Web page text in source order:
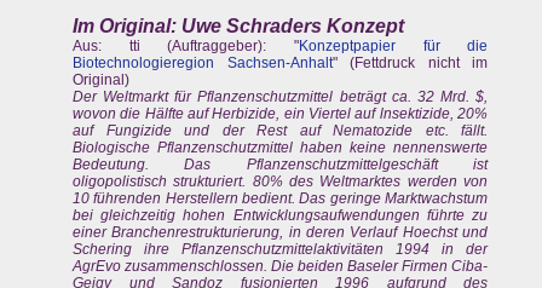
Im Original: Uwe Schraders Konzept
Aus: tti (Auftraggeber): "Konzeptpapier für die
Biotechnologieregion Sachsen-Anhalt" (Fettdruck nicht im
Original)
Der Weltmarkt für Pflanzenschutzmittel beträgt ca. 32 Mrd. $,
wovon die Hälfte auf Herbizide, ein Viertel auf lnsektizide, 20%
auf Fungizide und der Rest auf Nematozide etc. fällt.
Biologische Pflanzenschutzmittel haben keine nennenswerte
Bedeutung. Das Pflanzenschutzmittelgeschäft ist
oligopolistisch strukturiert. 80% des Weltmarktes werden von
10 führenden Herstellern bedient. Das geringe Marktwachstum
bei gleichzeitig hohen Entwicklungsaufwendungen führte zu
einer Branchenrestrukturierung, in deren Verlauf Hoechst und
Schering ihre Pflanzenschutzmittelaktivitäten 1994 in der
AgrEvo zusammenschlossen. Die beiden Baseler Firmen Ciba-
Geigy und Sandoz fusionierten 1996 aufgrund des